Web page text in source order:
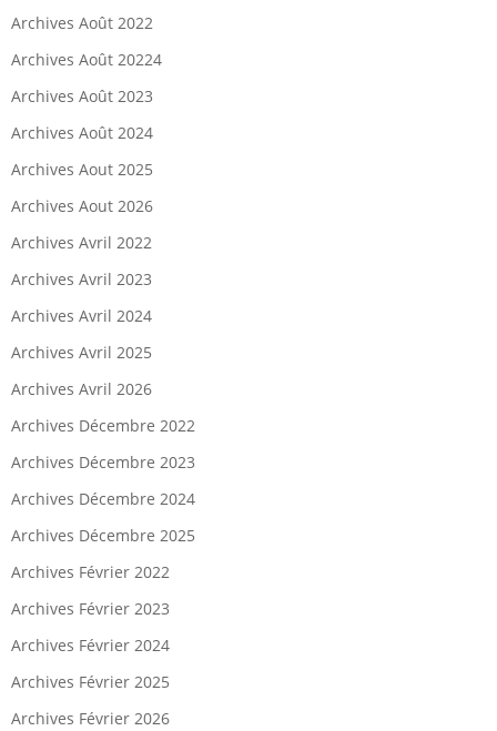
Archives Août 2022
Archives Août 20224
Archives Août 2023
Archives Août 2024
Archives Aout 2025
Archives Aout 2026
Archives Avril 2022
Archives Avril 2023
Archives Avril 2024
Archives Avril 2025
Archives Avril 2026
Archives Décembre 2022
Archives Décembre 2023
Archives Décembre 2024
Archives Décembre 2025
Archives Février 2022
Archives Février 2023
Archives Février 2024
Archives Février 2025
Archives Février 2026